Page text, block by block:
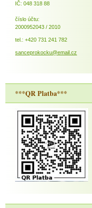
IČ: 048 318 88
číslo účtu:
2000952043 / 2010
tel.: +420 731 241 782
sanceprokocku@email.cz
***QR Platba***